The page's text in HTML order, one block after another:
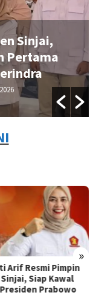
Arif
Siap
By Admin
»
Arif Resmi Pimpin
Siap Kawal
Prabowo